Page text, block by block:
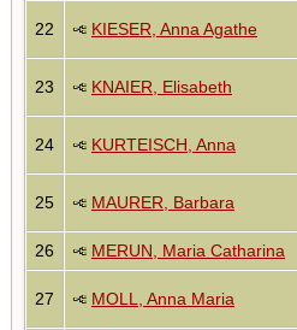
22 KIESER, Anna Agathe
23 KNAIER, Elisabeth
24 KURTEISCH, Anna
25 MAURER, Barbara
26 MERUN, Maria Catharina
27 MOLL, Anna Maria